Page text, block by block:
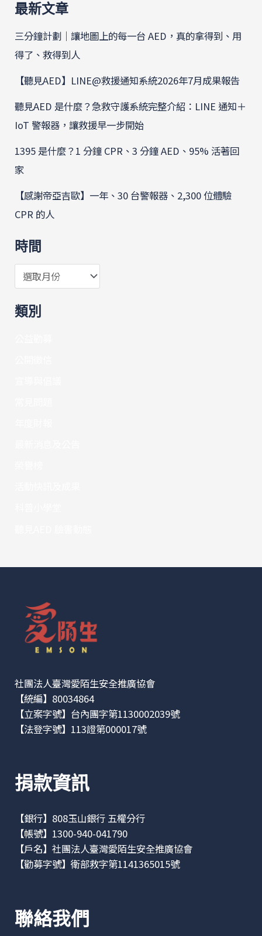
最新文章
三分鐘計劃｜讓地圖上的每一台 AED，真的拿得到、用
得了、救得到人
【聽見AED】LINE@救援通知系統2026年7月成果報告
聽見AED 是什麼？急救守護系統完整介紹：LINE 通知＋
IoT 警報器，讓救援早一步開始
1395 是什麼？1 分鐘 CPR、3 分鐘 AED、95% 活著回
家
【感謝帝亞吉歐】一年、30 台警報器、2,300 位體驗
CPR 的人
時間
類別
社團法人臺灣愛陌生安全推廣協會
【統編】80034864
【立案字號】台內團字第1130002039號
【法登字號】113證第000017號
捐款資訊
【銀行】808玉山銀行 五權分行
【帳號】1300-940-041790
【戶名】社團法人臺灣愛陌生安全推廣協會
【勸募字號】衛部救字第1141365015號
聯絡我們